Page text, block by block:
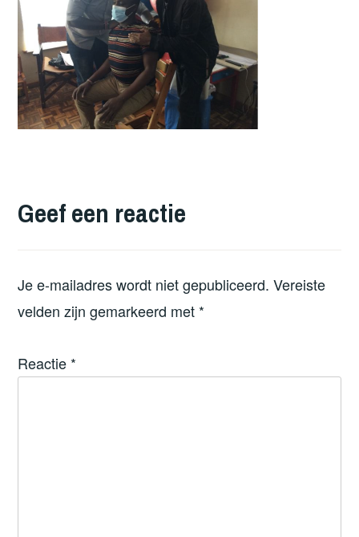
Geef een reactie
Je e-mailadres wordt niet gepubliceerd. Vereiste
velden zijn gemarkeerd met *
Reactie *